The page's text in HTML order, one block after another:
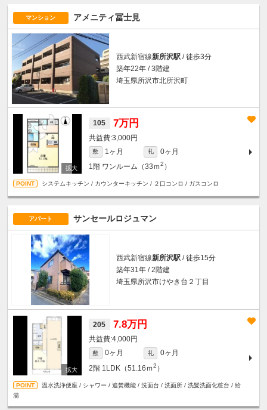
マンション アメニティ冨士見
西武新宿線新所沢駅 / 徒歩3分
築年22年 / 3階建
埼玉県所沢市北所沢町
105 7万円
3,000円
敷 1ヶ月 礼
0ヶ月
1階 ワンルーム（33ｍ2 ）
システムキッチン / カウンターキッチン / ２口コンロ / ガスコンロ
アパート サンセールロジュマン
西武新宿線新所沢駅 / 徒歩15分
築年31年 / 2階建
埼玉県所沢市けやき台２丁目
205 7.8万円
4,000円
敷 0ヶ月 礼
0ヶ月
2階 1LDK（51.16ｍ2 ）
温水洗浄便座 / シャワー / 追焚機能 / 洗面台 / 洗面所 / 洗髪洗面化粧台 / 給
湯